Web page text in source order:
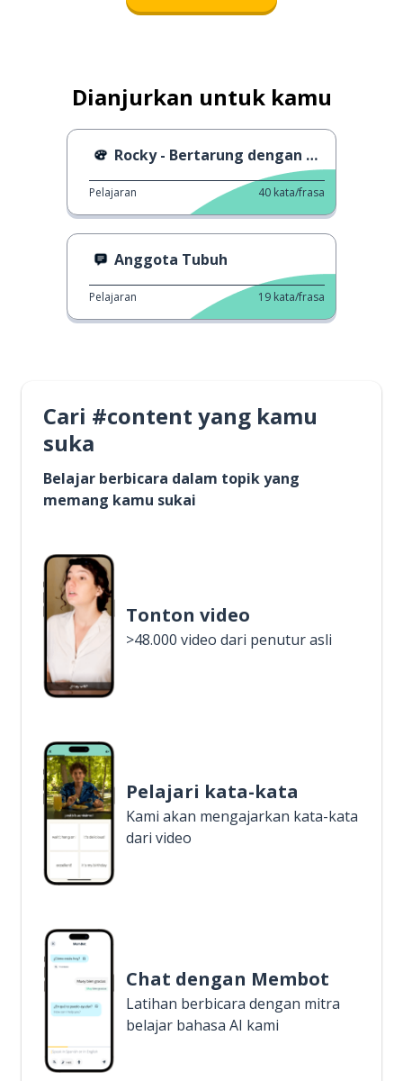
Dianjurkan untuk kamu
Rocky - Bertarung dengan Mickey
Pelajaran 40 kata/frasa
Anggota Tubuh
Pelajaran 19 kata/frasa
Cari #content yang kamu
suka
Belajar berbicara dalam topik yang
memang kamu sukai
Tonton video
>48.000 video dari penutur asli
Pelajari kata-kata
Kami akan mengajarkan kata-kata
dari video
Chat dengan Membot
Latihan berbicara dengan mitra
belajar bahasa AI kami